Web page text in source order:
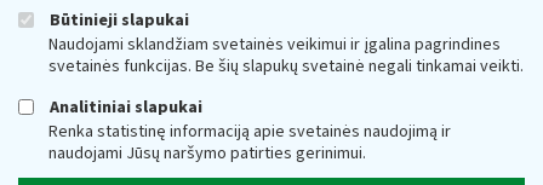
Būtinieji slapukai
Naudojami sklandžiam svetainės veikimui ir įgalina pagrindines
svetainės funkcijas. Be šių slapukų svetainė negali tinkamai veikti.
Analitiniai slapukai
Renka statistinę informaciją apie svetainės naudojimą ir
naudojami Jūsų naršymo patirties gerinimui.